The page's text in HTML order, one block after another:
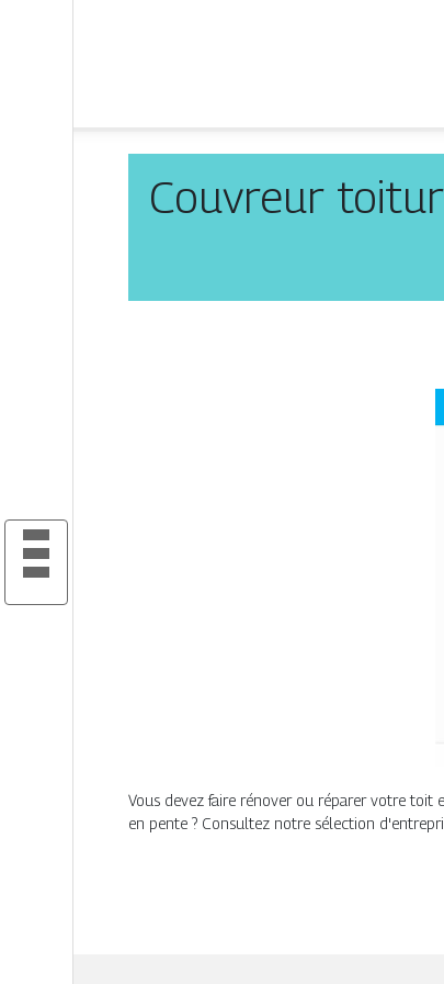
Couvreur
Vous devez faire rénover ou réparer votre
en pente ? Consultez notre sélection